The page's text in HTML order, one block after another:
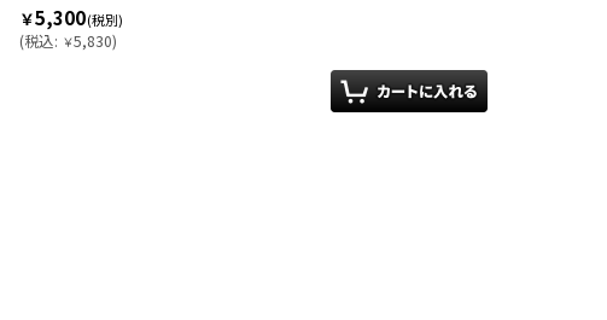
￥5,300(税別)
(税込: ￥5,830)